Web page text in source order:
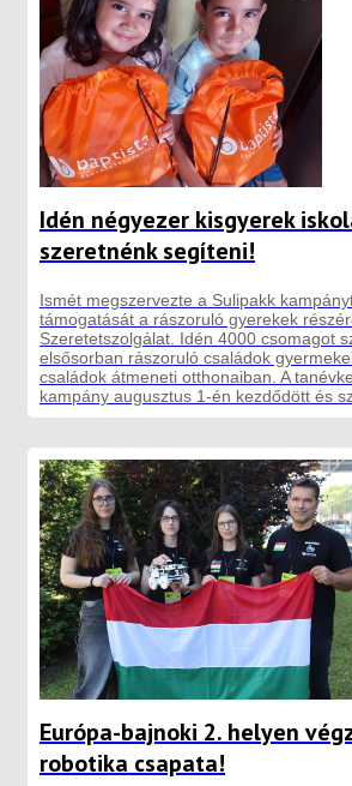
Idén négyezer kisgyerek
szeretnénk segíteni!
Ismét megszervezte a Sulipakk
támogatását a rászoruló gyerekek
Szeretetszolgálat. Idén 4000 csomagot
elsősorban rászoruló családok
családok átmeneti otthonaiban. A
kampány augusztus 1-én kezdődött és
Európa-bajnoki 2. helyen
robotika csapata!